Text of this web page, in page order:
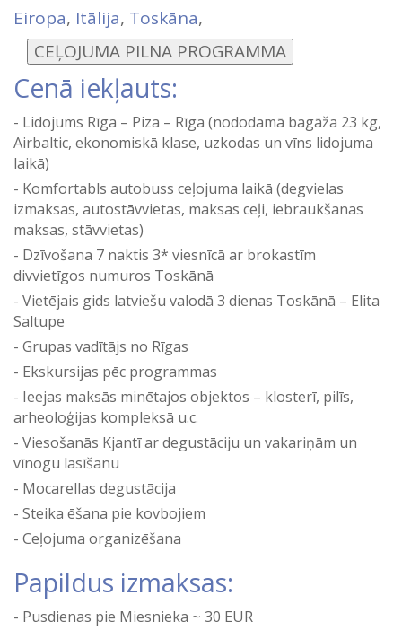
Eiropa, Itālija, Toskāna,
Cenā iekļauts:
Lidojums Rīga – Piza – Rīga (nododamā bagāža 23 kg,
Airbaltic, ekonomiskā klase, uzkodas un vīns lidojuma
laikā)
Komfortabls autobuss ceļojuma laikā (degvielas
izmaksas, autostāvvietas, maksas ceļi, iebraukšanas
maksas, stāvvietas)
Dzīvošana 7 naktis 3* viesnīcā ar brokastīm
divvietīgos numuros Toskānā
Vietējais gids latviešu valodā 3 dienas Toskānā – Elita
Saltupe
Grupas vadītājs no Rīgas
Ekskursijas pēc programmas
Ieejas maksās minētajos objektos – klosterī, pilīs,
arheoloģijas kompleksā u.c.
Viesošanās Kjantī ar degustāciju un vakariņām un
vīnogu lasīšanu
Mocarellas degustācija
Steika ēšana pie kovbojiem
Ceļojuma organizēšana
Papildus izmaksas:
Pusdienas pie Miesnieka ~ 30 EUR